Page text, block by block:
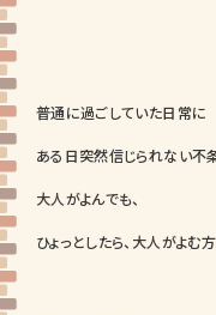
普通に過ごしていた日常に
ある日突然信じられない不
大人がよんでも、
ひょっとしたら、大人がよむ